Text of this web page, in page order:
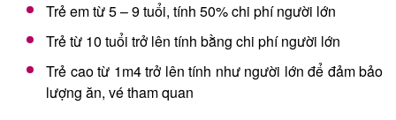
Trẻ em từ 5 – 9 tuổi, tính 50% chi phí người lớn
Trẻ từ 10 tuổi trở lên tính bằng chi phí người lớn
Trẻ cao từ 1m4 trở lên tính như người lớn để đảm bảo
lượng ăn, vé tham quan